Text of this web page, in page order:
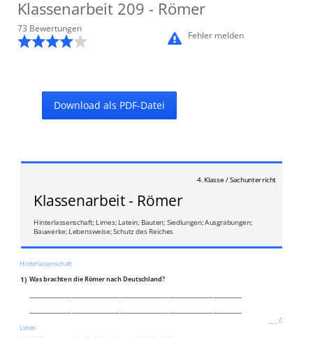
Klassenarbeit 209 - Römer
Fehler melden
73 Bewertungen
Download als PDF-Datei
4. Klasse / Sachunterricht
Klassenarbeit - Römer
Hinterlassenschaft; Limes; Latein; Bauten; Siedlungen; Ausgrabungen;
Bauwerke; Lebensweise; Schutz des Reiches
Hinterlassenschaft
1) Was brachten die Römer nach Deutschland?
/2P
Limes